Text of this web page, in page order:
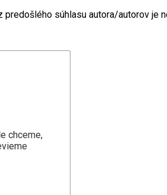
súhlasu autora/autorov je
chceme,